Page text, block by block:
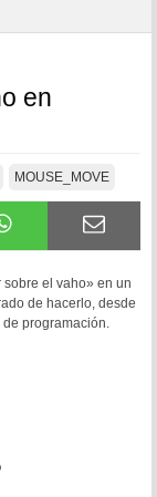
en
MOUSE_MOVE
sobre el vaho» en un
de hacerlo, desde
programación.